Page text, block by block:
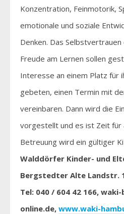
Konzentration, Feinmotorik,
emotionale und soziale
Denken. Das
Freude am Lernen sollen
Interesse an einem Platz für
gebeten, einen Termin mit
vereinbaren. Dann wird die
vorgestellt und es ist Zeit für
Betreuung wird ein gültiger
Walddörfer Kinder- und
Bergstedter Alte Landstr.
Tel: 040 / 604 42 166,
online.de, www.waki-